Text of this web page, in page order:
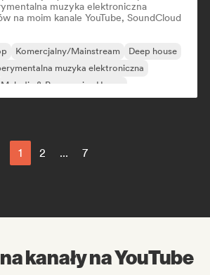
muzyka elektroniczna
na moim kanale YouTube, SoundCloud
Komercjalny/Mainstream
Deep house
muzyka elektroniczna
Melodic & Progressive House
1 2 ... 7
kanały na YouTube